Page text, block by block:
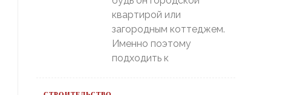
квартирой или
загородным коттеджем.
Именно поэтому
подходить к